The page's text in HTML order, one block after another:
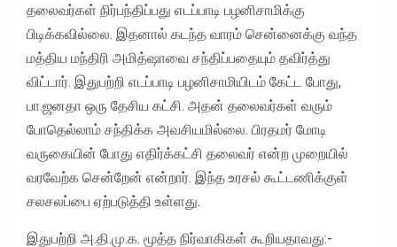
தலைவர்கள் நிர்பந்திப்பது எடப்பாடி பழனிசாமிக்கு
பிடிக்கவில்லை. இதனால் கடந்த வாரம் சென்னைக்கு வந்த
மத்திய மந்திரி அமித்ஷாவை சந்திப்பதையும் தவிர்த்து
விட்டார். இதுபற்றி எடப்பாடி பழனிசாமியிடம் கேட்ட போது,
பா.ஜனதா ஒரு தேசிய கட்சி. அதன் தலைவர்கள் வரும்
போதெல்லாம் சந்திக்க அவசியமில்லை. பிரதமர் மோடி
வருகையின் போது எதிர்க்கட்சி தலைவர் என்ற முறையில்
வரவேற்க சென்றேன் என்றார். இந்த உரசல் கூட்டணிக்குள்
சலசலப்பை ஏற்படுத்தி உள்ளது.
இதுபற்றி அ.தி.மு.க. மூத்த நிர்வாகிகள் கூறியதாவது:-